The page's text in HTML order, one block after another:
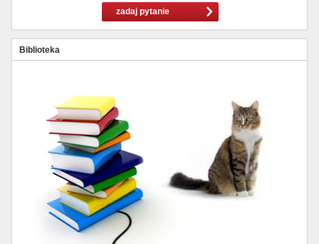
zadaj pytanie
Biblioteka